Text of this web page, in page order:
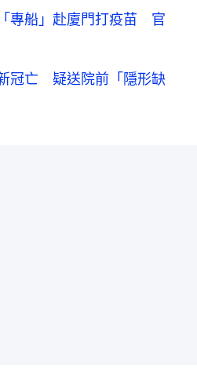
專船」赴廈門打疫苗 官
冠亡 疑送院前「隱形缺